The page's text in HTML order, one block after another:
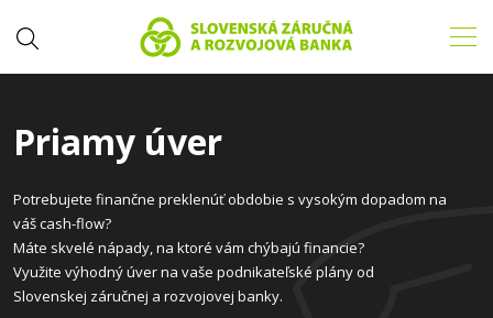
Priamy úver
Potrebujete finančne preklenúť obdobie s vysokým dopadom na
váš cash-flow?
Máte skvelé nápady, na ktoré vám chýbajú financie?
Využite výhodný úver na vaše podnikateľské plány od
Slovenskej záručnej a rozvojovej banky.